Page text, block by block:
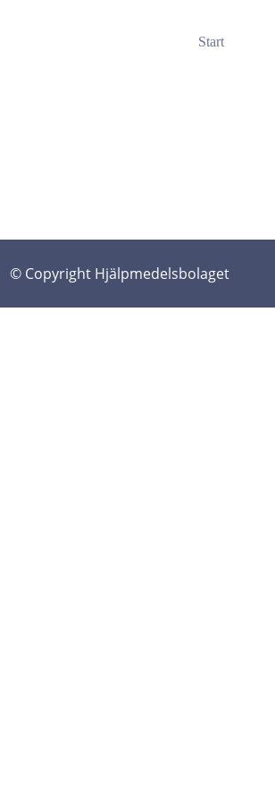
Start
© Copyright Hjälpmedelsbolaget